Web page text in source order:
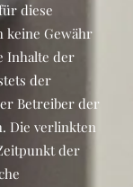
diese
keine Gewähr
Inhalte der
der
Betreiber der
Die verlinkten
der